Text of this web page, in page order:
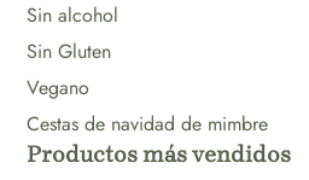
Sin alcohol
Sin Gluten
Vegano
Cestas de navidad de mimbre
Productos más vendidos